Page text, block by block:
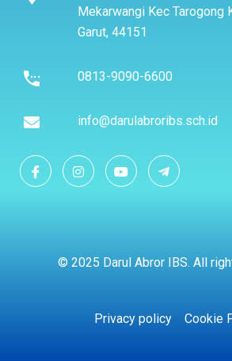
Mekarwangi Kec Tarogong
Garut, 44151
0813-9090-6600
info@darulabroribs.sch.id
© 2025 Darul Abror IBS. All
Privacy policy Cookie